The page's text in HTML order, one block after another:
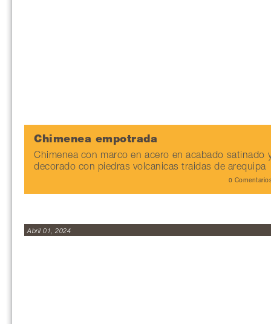
Chimenea empotrada
Chimenea con marco en acero en acabado satinado
decorado con piedras volcanicas traidas de arequipa
0
Abril 01, 2024